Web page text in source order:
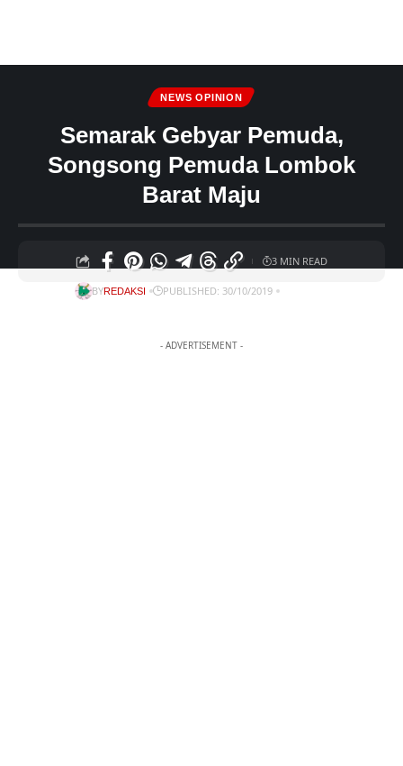
NEWS OPINION
Semarak Gebyar Pemuda,
Songsong Pemuda Lombok
Barat Maju
BYREDAKSI PUBLISHED: 30/10/2019
3 MIN READ
- ADVERTISEMENT -